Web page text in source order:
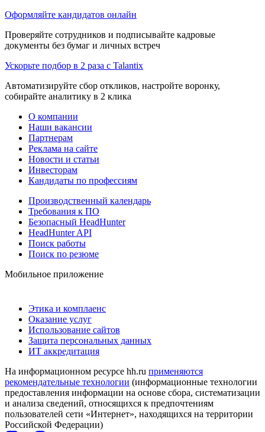
Оформляйте кандидатов онлайн
Проверяйте сотрудников и подписывайте кадровые
документы без бумаг и личных встреч
Ускорьте подбор в 2 раза с Talantix
Автоматизируйте сбор откликов, настройте воронку,
собирайте аналитику в 2 клика
О компании
Наши вакансии
Партнерам
Реклама на сайте
Новости и статьи
Инвесторам
Кандидаты по профессиям
Производственный календарь
Требования к ПО
Безопасный HeadHunter
HeadHunter API
Поиск работы
Поиск по резюме
Мобильное приложение
Этика и комплаенс
Оказание услуг
Использование сайтов
Защита персональных данных
ИТ аккредитация
На информационном ресурсе hh.ru применяются
рекомендательные технологии (информационные технологии
предоставления информации на основе сбора, систематизации
и анализа сведений, относящихся к предпочтениям
пользователей сети «Интернет», находящихся на территории
Российской Федерации)